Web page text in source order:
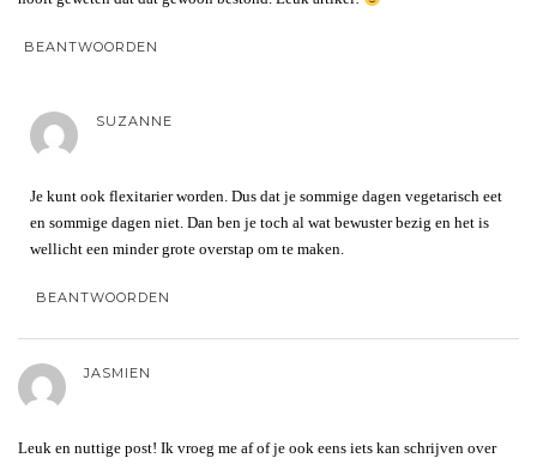
BEANTWOORDEN
SUZANNE
Je kunt ook flexitarier worden. Dus dat je sommige dagen vegetarisch eet
en sommige dagen niet. Dan ben je toch al wat bewuster bezig en het is
wellicht een minder grote overstap om te maken.
BEANTWOORDEN
JASMIEN
Leuk en nuttige post! Ik vroeg me af of je ook eens iets kan schrijven over